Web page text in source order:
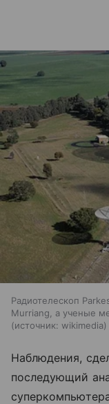
Радиотелескоп
Murriang, а ученые
источник: wikimedia
Наблюдения,
последующий